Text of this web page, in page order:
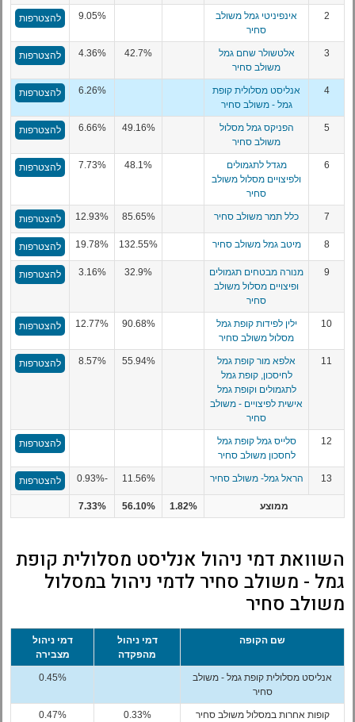
2
אינפיניטי גמל משולב
סחיר
9.05% להצטרפות
3
אלטשולר שחם גמל
משולב סחיר
42.7%
4.36% להצטרפות
4
אנליסט מסלולית קופת
גמל - משולב סחיר
6.26% להצטרפות
5
הפניקס גמל מסלול
משולב סחיר
49.16%
6.66% להצטרפות
6
מגדל לתגמולים
ולפיצויים מסלול משולב
סחיר
48.1%
7.73% להצטרפות
7 כלל תמר משולב סחיר 85.65%
12.93% להצטרפות
8 מיטב גמל משולב סחיר 132.55%
19.78% להצטרפות
9
מנורה מבטחים תגמולים
ופיצויים מסלול משולב
סחיר
32.9%
3.16% להצטרפות
10
ילין לפידות קופת גמל
מסלול משולב סחיר
90.68%
12.77% להצטרפות
11
אלפא מור קופת גמל
לחיסכון, קופת גמל
לתגמולים וקופת גמל
אישית לפיצויים - משולב
סחיר
55.94%
8.57% להצטרפות
12
סלייס גמל קופת גמל
לחסכון משולב סחיר
להצטרפות
13 הראל גמל- משולב סחיר 11.56%
-0.93% להצטרפות
ממוצע 1.82%
56.10%
7.33%
השוואת דמי ניהול אנליסט מסלולית קופת
גמל - משולב סחיר לדמי ניהול במסלול
משולב סחיר
שם הקופה
דמי ניהול
מהפקדה
דמי ניהול
מצבירה
אנליסט מסלולית קופת גמל - משולב
סחיר
0.45%
קופות אחרות במסלול משולב סחיר 0.33%
0.47%